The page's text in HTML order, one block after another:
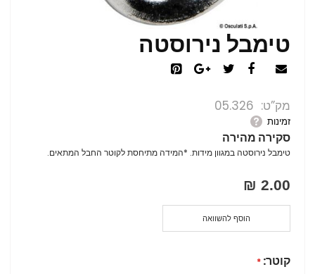
טימבל נירוסטה
מק”ט 05.326
זמינות
סקירה מהירה
טימבל נירוסטה במגוון מידות. *המידה מתיחסת לקוטר החבל המתאים.
2.00 ₪
קוטר:
הוסף להשוואה